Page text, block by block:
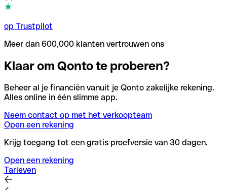
op Trustpilot
Meer dan 600,000 klanten vertrouwen ons
Klaar om Qonto te proberen?
Beheer al je financiën vanuit je Qonto zakelijke rekening.
Alles online in één slimme app.
Neem contact op met het verkoopteam
Open een rekening
Krijg toegang tot een gratis proefversie van 30 dagen.
Open een rekening
Tarieven